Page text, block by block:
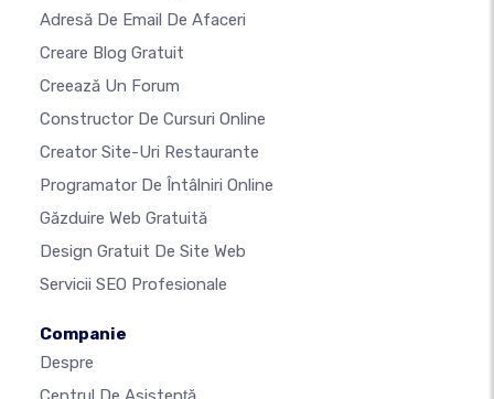
Adresă De Email De Afaceri
Creare Blog Gratuit
Creează Un Forum
Constructor De Cursuri Online
Creator Site-Uri Restaurante
Programator De Întâlniri Online
Găzduire Web Gratuită
Design Gratuit De Site Web
Servicii SEO Profesionale
Companie
Despre